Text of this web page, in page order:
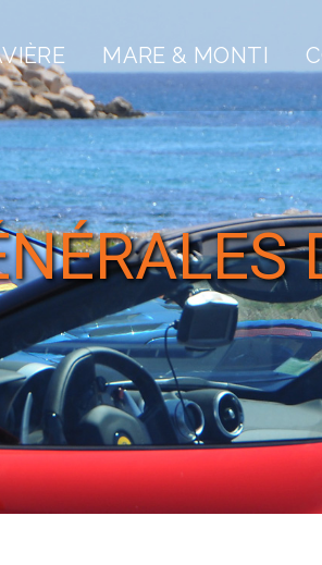
MARE & MONTI